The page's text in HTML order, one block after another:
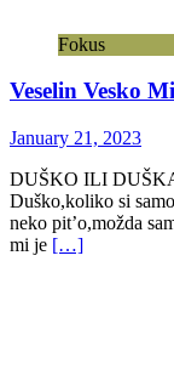
Fokus
Veselin Vesko
January 21, 2023
DUŠKO ILI DUŠKA
Duško,koliko si
neko pit’o,možda
mi je […]